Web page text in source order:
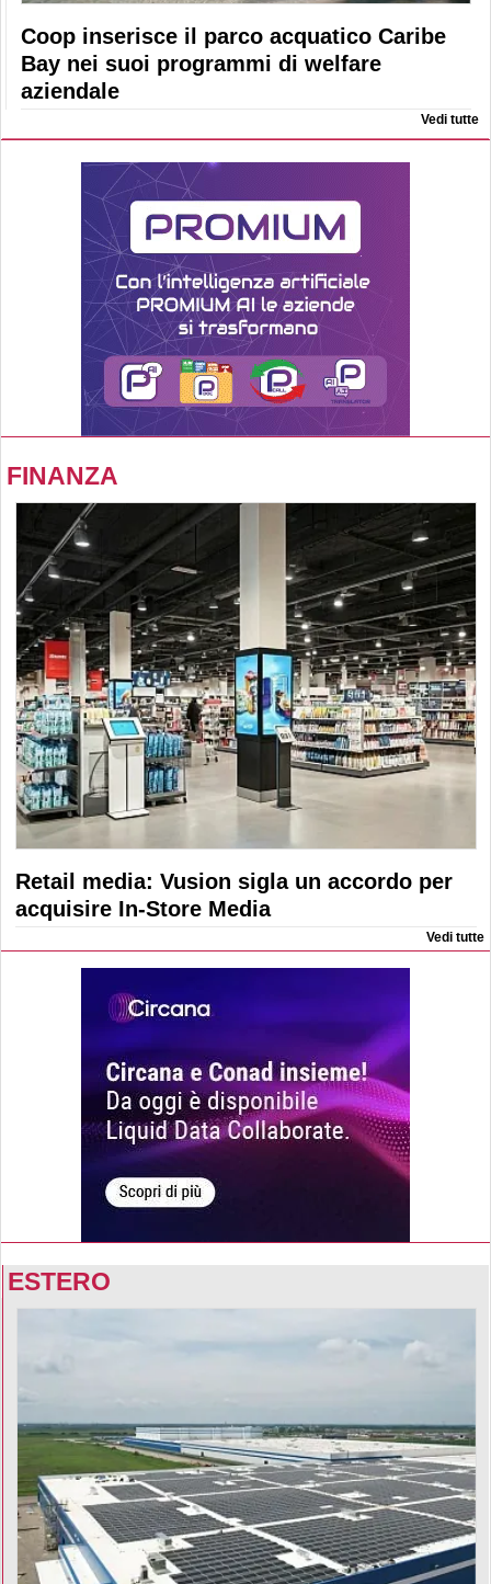
Coop inserisce il parco acquatico Caribe
Bay nei suoi programmi di welfare
aziendale
Vedi tutte
FINANZA
Retail media: Vusion sigla un accordo per
acquisire In-Store Media
Vedi tutte
ESTERO